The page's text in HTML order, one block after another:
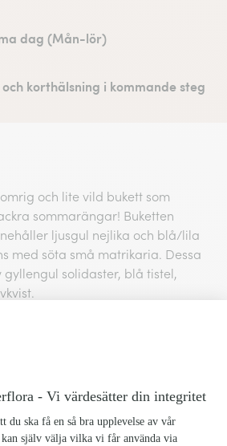
dag (Mån-lör)
korthälsning i kommande steg
och lite vild bukett som
sommarängar! Buketten
ljusgul nejlika och blå/lila
med söta små matrikaria. Dessa
gyllengul solidaster, blå tistel,
stor innehåller även gul
inte med buketten men du kan